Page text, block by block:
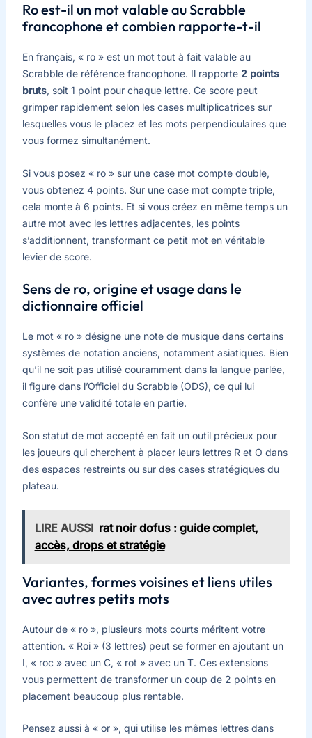
Ro est-il un mot valable au Scrabble
francophone et combien rapporte-t-il
En français, « ro » est un mot tout à fait valable au
Scrabble de référence francophone. Il rapporte 2 points
bruts, soit 1 point pour chaque lettre. Ce score peut
grimper rapidement selon les cases multiplicatrices sur
lesquelles vous le placez et les mots perpendiculaires que
vous formez simultanément.
Si vous posez « ro » sur une case mot compte double,
vous obtenez 4 points. Sur une case mot compte triple,
cela monte à 6 points. Et si vous créez en même temps un
autre mot avec les lettres adjacentes, les points
s’additionnent, transformant ce petit mot en véritable
levier de score.
Sens de ro, origine et usage dans le
dictionnaire officiel
Le mot « ro » désigne une note de musique dans certains
systèmes de notation anciens, notamment asiatiques. Bien
qu’il ne soit pas utilisé couramment dans la langue parlée,
il figure dans l’Officiel du Scrabble (ODS), ce qui lui
confère une validité totale en partie.
Son statut de mot accepté en fait un outil précieux pour
les joueurs qui cherchent à placer leurs lettres R et O dans
des espaces restreints ou sur des cases stratégiques du
plateau.
LIRE AUSSI rat noir dofus : guide complet,
accès, drops et stratégie
Variantes, formes voisines et liens utiles
avec autres petits mots
Autour de « ro », plusieurs mots courts méritent votre
attention. « Roi » (3 lettres) peut se former en ajoutant un
I, « roc » avec un C, « rot » avec un T. Ces extensions
vous permettent de transformer un coup de 2 points en
placement beaucoup plus rentable.
Pensez aussi à « or », qui utilise les mêmes lettres dans